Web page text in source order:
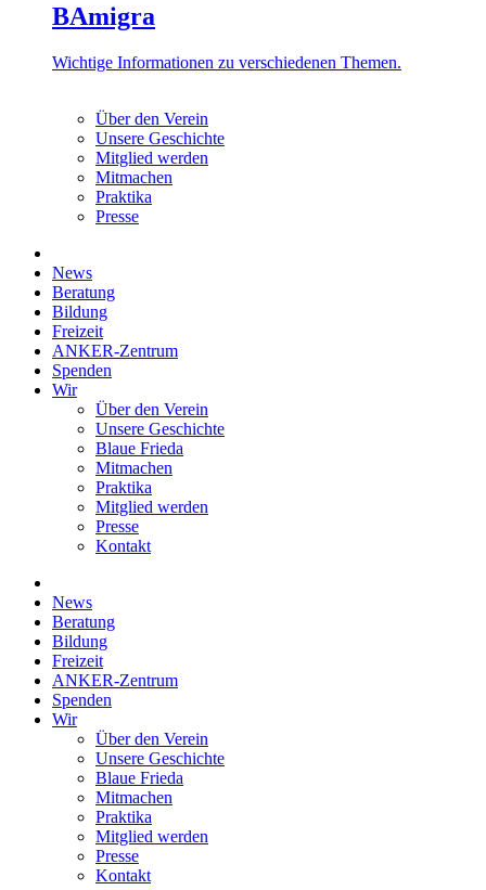
BAmigra
Wichtige Informationen zu verschiedenen Themen.
Über den Verein
Unsere Geschichte
Mitglied werden
Mitmachen
Praktika
Presse
News
Beratung
Bildung
Freizeit
ANKER-Zentrum
Spenden
Wir
Über den Verein
Unsere Geschichte
Blaue Frieda
Mitmachen
Praktika
Mitglied werden
Presse
Kontakt
News
Beratung
Bildung
Freizeit
ANKER-Zentrum
Spenden
Wir
Über den Verein
Unsere Geschichte
Blaue Frieda
Mitmachen
Praktika
Mitglied werden
Presse
Kontakt